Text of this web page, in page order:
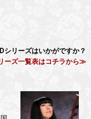
リーズはいかがですか？
ーズ一覧表はコチラから≫